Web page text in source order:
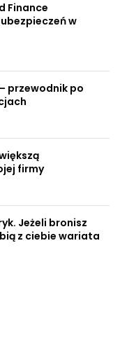
Finance
w
przewodnik po
firmy
Jeżeli bronisz
z ciebie wariata